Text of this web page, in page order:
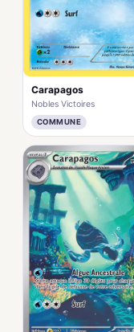
Carapagos
Nobles Victoires
COMMUNE